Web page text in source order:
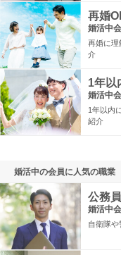
再婚
婚活中
再婚に理
介
1年以
婚活中
1年以内
紹介
婚活中の会員に人気の職業
公務
婚活中
自衛隊